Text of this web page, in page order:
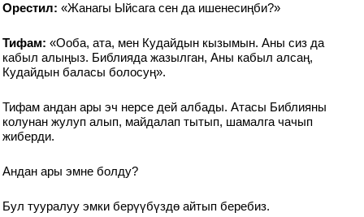
Орестил: «Жанагы Ыйсага сен да ишенесиңби?»
Тифам: «Ооба, ата, мен Кудайдын кызымын. Аны сиз да
кабыл алыңыз. Библияда жазылган, Аны кабыл алсаң,
Кудайдын баласы болосуң».
Тифам андан ары эч нерсе дей албады. Атасы Библияны
колунан жулуп алып, майдалап тытып, шамалга чачып
жиберди.
Андан ары эмне болду?
Бул тууралуу эмки берүүбүздө айтып беребиз.